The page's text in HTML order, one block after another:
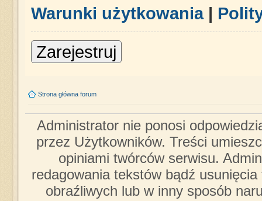
Warunki użytkowania|
Zarejestruj
Strona główna forum
Administrator nie ponosi
przez Użytkowników. Treści
opiniami twórców serwisu.
redagowania tekstów bądź
obraźliwych lub w inny sposób